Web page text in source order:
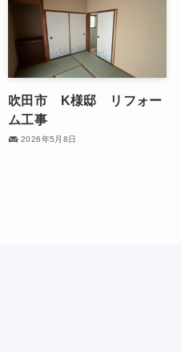
吹田市 K様邸 リフォー
ム工事
2026年5月8日